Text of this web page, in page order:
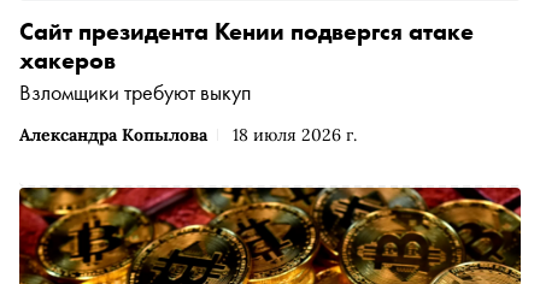
Александра Копылова 18 июля 2026 г.
Сайт президента Кении подвергся атаке
хакеров
Взломщики требуют выкуп